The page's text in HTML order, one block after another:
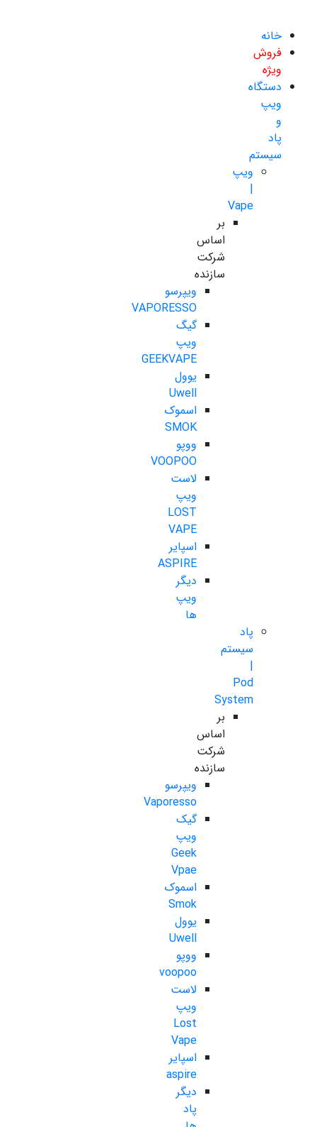
خانه
فروش
ویژه
دستگاه
ویپ
و
پاد
سیستم
ویپ
|
Vape
بر
اساس
شرکت
سازنده
ویپرسو
VAPORESSO
گیگ
ویپ
GEEKVAPE
یوول
Uwell
اسموک
SMOK
ووپو
VOOPOO
لاست
ویپ
LOST
VAPE
اسپایر
ASPIRE
دیگر
ویپ
ها
پاد
سیستم
|
Pod
System
بر
اساس
شرکت
سازنده
ویپرسو
Vaporesso
گیک
ویپ
Geek
Vpae
اسموک
Smok
یوول
Uwell
ووپو
voopoo
لاست
ویپ
Lost
Vape
اسپایر
aspire
دیگر
پاد